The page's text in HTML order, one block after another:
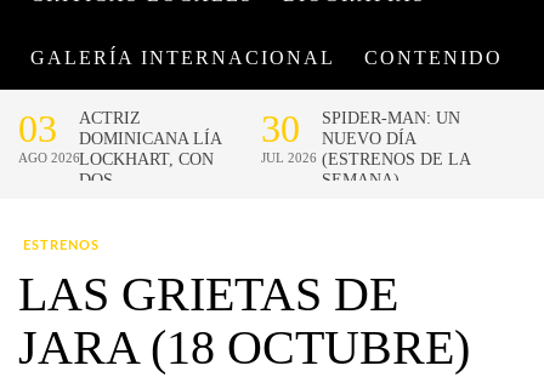
GALERÍA INTERNACIONAL CONTENIDO
ESTRENOS
LAS GRIETAS DE
JARA (18 OCTUBRE)